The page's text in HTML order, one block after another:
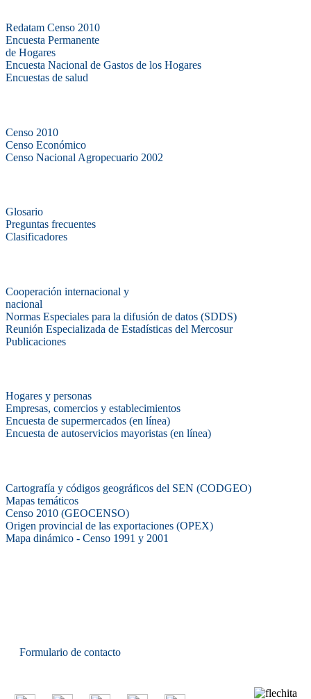
Redatam Censo 2010
Encuesta Permanente
de Hogares
Encuesta Nacional de Gastos de los Hogares
Encuestas de salud
Censo 2010
Censo Económico
Censo Nacional Agropecuario 2002
Glosario
Preguntas frecuentes
Clasificadores
Cooperación internacional y
nacional
Normas Especiales para la difusión de datos (SDDS)
Reunión Especializada de Estadísticas del Mercosur
Publicaciones
Hogares y personas
Empresas, comercios y establecimientos
Encuesta de supermercados (en línea)
Encuesta de autoservicios mayoristas (en línea)
Cartografía y códigos geográficos del SEN (CODGEO)
Mapas temáticos
Censo 2010 (GEOCENSO)
Origen provincial de las exportaciones (OPEX)
Mapa dinámico - Censo 1991 y 2001
Formulario de contacto